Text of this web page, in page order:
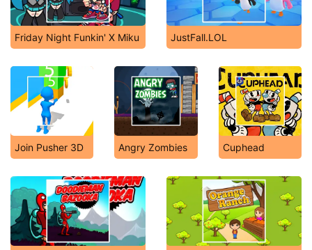
Friday Night Funkin' X Miku JustFall.LOL
Join Pusher 3D Angry Zombies Cuphead